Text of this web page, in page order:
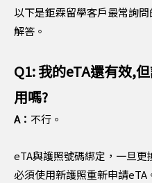
以下是鉅霖留學客戶最常詢
解答。
Q1: 我的eTA還有效,
用嗎?
A： 不行。
eTA與護照號碼綁定，一旦
必須使用新護照重新申請